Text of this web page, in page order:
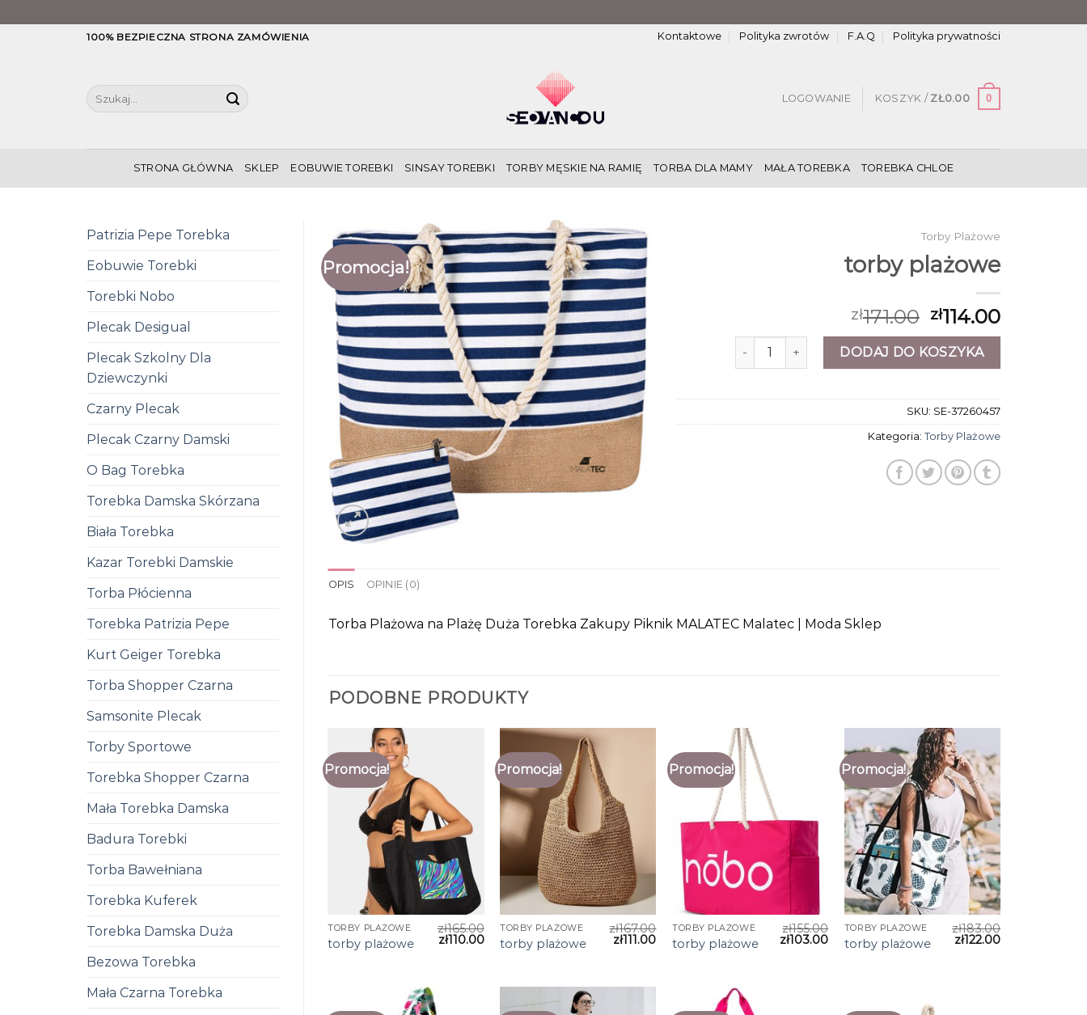
100% BEZPIECZNA STRONA ZAMÓWIENIA Kontaktowe Polityka zwrotów F.A.Q Polityka prywatności
Szukaj:
LOGOWANIE KOSZYK / ZŁ0.00 0
STRONA GŁÓWNA SKLEP EOBUWIE TOREBKI SINSAY TOREBKI TORBY MĘSKIE NA RAMIĘ TORBA DLA MAMY MAŁA TOREBKA TOREBKA CHLOE
Patrizia Pepe Torebka
Eobuwie Torebki
Torebki Nobo
Plecak Desigual
Plecak Szkolny Dla
Dziewczynki
Czarny Plecak
Plecak Czarny Damski
O Bag Torebka
Torebka Damska Skórzana
Biała Torebka
Kazar Torebki Damskie
Torba Płócienna
Torebka Patrizia Pepe
Kurt Geiger Torebka
Torba Shopper Czarna
Samsonite Plecak
Torby Sportowe
Torebka Shopper Czarna
Mała Torebka Damska
Badura Torebki
Torba Bawełniana
Torebka Kuferek
Torebka Damska Duża
Bezowa Torebka
Mała Czarna Torebka
Promocja!
Torby Plażowe
torby plażowe
zł171.00 zł114.00
ilość torby plażoweDODAJ DO KOSZYKA
SKU: SE-37260457
Kategoria: Torby Plażowe
OPIS OPINIE (0)
Torba Plażowa na Plażę Duża Torebka Zakupy Piknik MALATEC Malatec | Moda Sklep
PODOBNE PRODUKTY
Promocja!
TORBY PLAŻOWE
torby plażowe
zł165.00
zł110.00
Promocja!
TORBY PLAŻOWE
torby plażowe
zł167.00
zł111.00
Promocja!
TORBY PLAŻOWE
torby plażowe
zł155.00
zł103.00
Promocja!
TORBY PLAŻOWE
torby plażowe
zł183.00
zł122.00